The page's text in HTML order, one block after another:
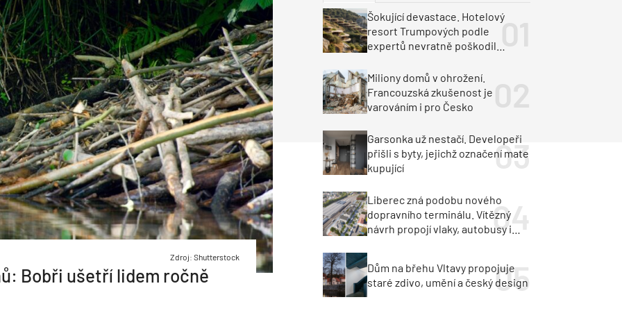
Historické stavby Průmyslové objekty
Poruchy střechy Rekonstrukce střechy
Větrání a odvětrávání
Komíny
Fasáda
Omítky
Inženýrské stavby
Doprava
Průmysl a logistika
Dopravní stavby
Zdroj: Shutterstock
Bobři ušetří lidem ročně
Šokující devastace. Hotelový
resort Trumpových podle
expertů nevratně poškodil
Miliony domů v ohrožení.
Francouzská zkušenost je
varováním i pro Česko
Garsonka už nestačí. Developeři
přišli s byty, jejichž označení mate
kupující
Liberec zná podobu nového
dopravního terminálu. Vítězný
návrh propojí vlaky, autobusy i
Dům na břehu Vltavy propojuje
staré zdivo, umění a český design